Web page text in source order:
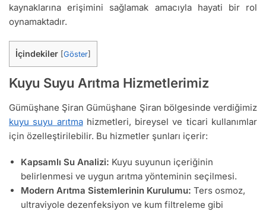
kaynaklarına erişimini sağlamak amacıyla hayati bir rol
oynamaktadır.
İçindekiler Göster
Kuyu Suyu Arıtma Hizmetlerimiz
Gümüşhane Şiran Gümüşhane Şiran bölgesinde verdiğimiz
kuyu suyu arıtmahizmetleri, bireysel ve ticari kullanımlar
için özelleştirilebilir. Bu hizmetler şunları içerir:
Kapsamlı Su Analizi: Kuyu suyunun içeriğinin
belirlenmesi ve uygun arıtma yönteminin seçilmesi.
Modern Arıtma Sistemlerinin Kurulumu: Ters osmoz,
ultraviyole dezenfeksiyon ve kum filtreleme gibi